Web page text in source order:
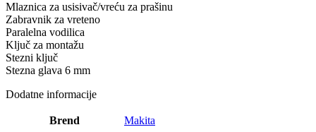
Mlaznica za usisivač/vreću za prašinu
Zabravnik za vreteno
Paralelna vodilica
Ključ za montažu
Stezni ključ
Stezna glava 6 mm
Dodatne informacije
Brend Makita